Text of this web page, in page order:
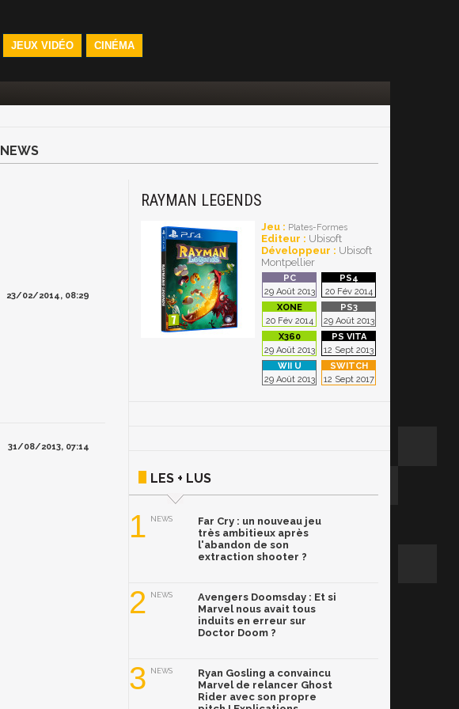
JEUX VIDÉO CINÉMA
NEWS
23/02/2014, 08:29
31/08/2013, 07:14
RAYMAN LEGENDS
Jeu : Plates-Formes
Editeur : Ubisoft
Développeur : Ubisoft
Montpellier
29 Août 2013 20 Fév 2014
20 Fév 2014 29 Août 2013
29 Août 2013 12 Sept 2013
29 Août 2013 12 Sept 2017
LES + LUS
1 NEWS
Far Cry : un nouveau jeu
très ambitieux après
l'abandon de son
extraction shooter ?
2 NEWS
Avengers Doomsday : Et si
Marvel nous avait tous
induits en erreur sur
Doctor Doom ?
3 NEWS
Ryan Gosling a convaincu
Marvel de relancer Ghost
Rider avec son propre